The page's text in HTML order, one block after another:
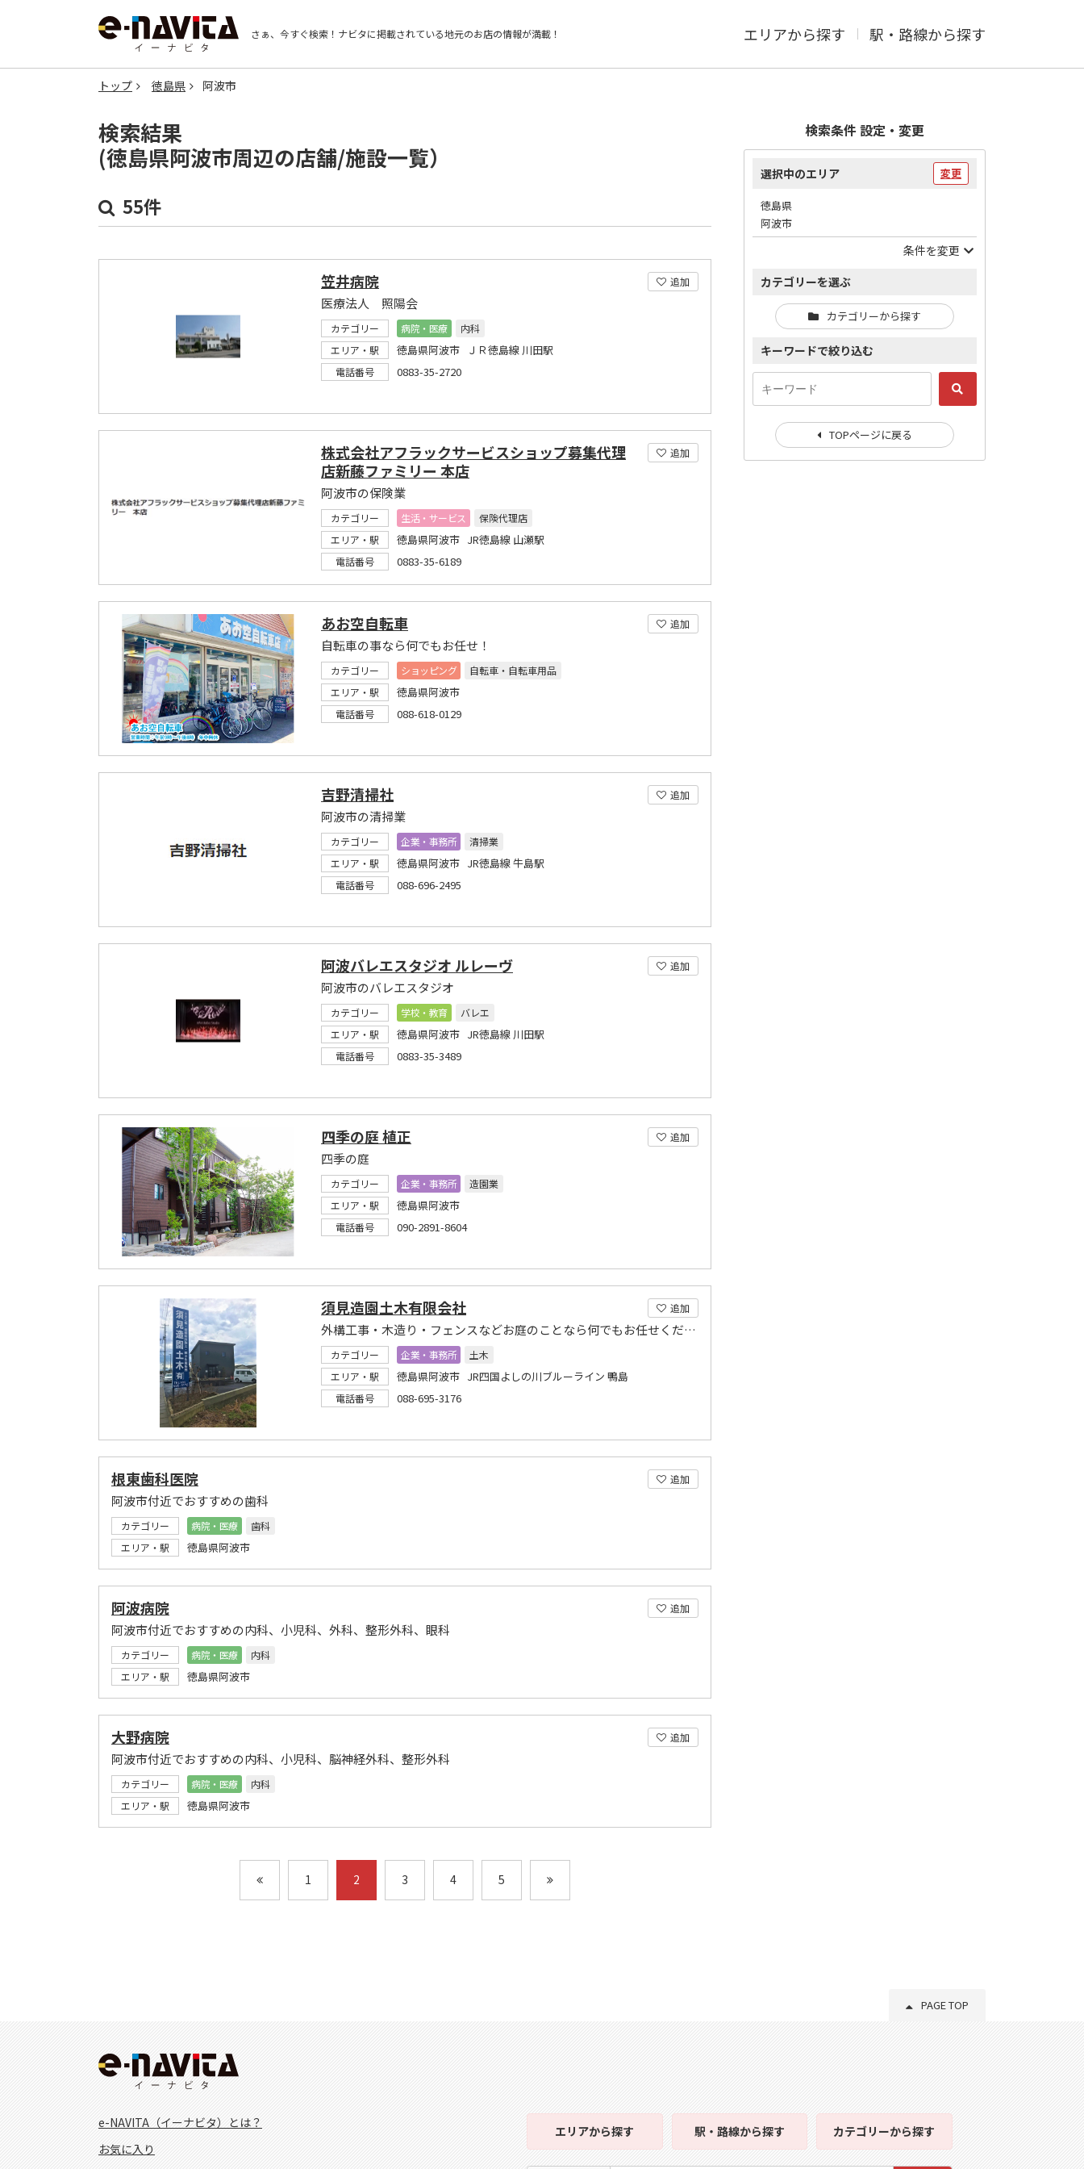
さぁ、今すぐ検索！ ナビタに掲載されている地元のお店の情報が満載！ エリアから探す 駅・路線から探す
トップ 徳島県 阿波市
検索結果
(徳島県阿波市周辺の店舗/施設一覧）
55件
追加
笠井病院
医療法人 照陽会
カテゴリー 病院・医療
内科
エリア・駅
徳島県阿波市 ＪＲ徳島線 川田駅
電話番号 0883-35-2720
追加
株式会社アフラックサービスショップ募集代理
店新藤ファミリー 本店
阿波市の保険業
カテゴリー 生活・サービス
保険代理店
エリア・駅
徳島県阿波市 JR徳島線 山瀬駅
電話番号 0883-35-6189
追加
あお空自転車
自転車の事なら何でもお任せ！
カテゴリー ショッピング
自転車・自転車用品
エリア・駅
徳島県阿波市
電話番号 088-618-0129
追加
吉野清掃社
阿波市の清掃業
カテゴリー 企業・事務所
清掃業
エリア・駅
徳島県阿波市 JR徳島線 牛島駅
電話番号 088-696-2495
追加
阿波バレエスタジオ ルレーヴ
阿波市のバレエスタジオ
カテゴリー 学校・教育
バレエ
エリア・駅
徳島県阿波市 JR徳島線 川田駅
電話番号 0883-35-3489
追加
四季の庭 植正
四季の庭
カテゴリー 企業・事務所
造園業
エリア・駅
徳島県阿波市
電話番号 090-2891-8604
追加
須見造園土木有限会社
外構工事・木造り・フェンスなどお庭のことなら何でもお任せください
カテゴリー 企業・事務所
土木
エリア・駅
徳島県阿波市 JR四国よしの川ブルーライン 鴨島
電話番号 088-695-3176
追加
根東歯科医院
阿波市付近でおすすめの歯科
カテゴリー 病院・医療
歯科
エリア・駅
徳島県阿波市
追加
阿波病院
阿波市付近でおすすめの内科、小児科、外科、整形外科、眼科
カテゴリー 病院・医療
内科
エリア・駅
徳島県阿波市
追加
大野病院
阿波市付近でおすすめの内科、小児科、脳神経外科、整形外科
カテゴリー 病院・医療
内科
エリア・駅
徳島県阿波市
1 2 3 4 5
検索条件 設定・変更
選択中のエリア 変更
徳島県
阿波市
条件を変更
カテゴリーを選ぶ
カテゴリーから探す
キーワードで絞り込む
TOPページに戻る
PAGE TOP
e-NAVITA（イーナビタ）とは？
お気に入り
エリアから探す 駅・路線から探す カテゴリーから探す